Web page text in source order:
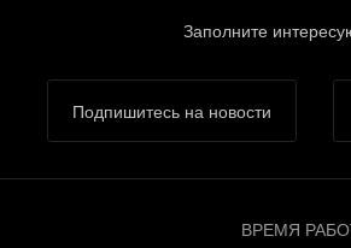
Заполните
Подпишитесь на новости
ВРЕМЯ